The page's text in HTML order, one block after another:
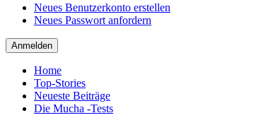
Neues Benutzerkonto erstellen
Neues Passwort anfordern
Home
Top-Stories
Neueste Beiträge
Die Mucha -Tests